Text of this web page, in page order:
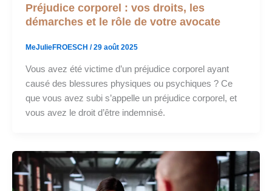
Préjudice corporel : vos droits, les
démarches et le rôle de votre avocate
MeJulieFROESCH /29 août 2025
Vous avez été victime d’un préjudice corporel ayant
causé des blessures physiques ou psychiques ? Ce
que vous avez subi s’appelle un préjudice corporel, et
vous avez le droit d’être indemnisé.